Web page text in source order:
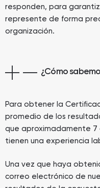
responden, para
represente de forma
organización.
¿Cómo
Para obtener la
promedio de los
que aproximadamente 7
tienen una experiencia
Una vez que haya
correo electrónico de